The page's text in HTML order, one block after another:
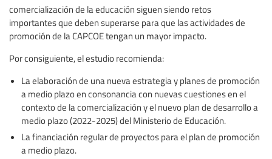
comercialización de la educación siguen siendo retos
importantes que deben superarse para que las actividades de
promoción de la CAPCOE tengan un mayor impacto.
Por consiguiente, el estudio recomienda:
La elaboración de una nueva estrategia y planes de promoción
a medio plazo en consonancia con nuevas cuestiones en el
contexto de la comercialización y el nuevo plan de desarrollo a
medio plazo (2022-2025) del Ministerio de Educación.
La financiación regular de proyectos para el plan de promoción
a medio plazo.